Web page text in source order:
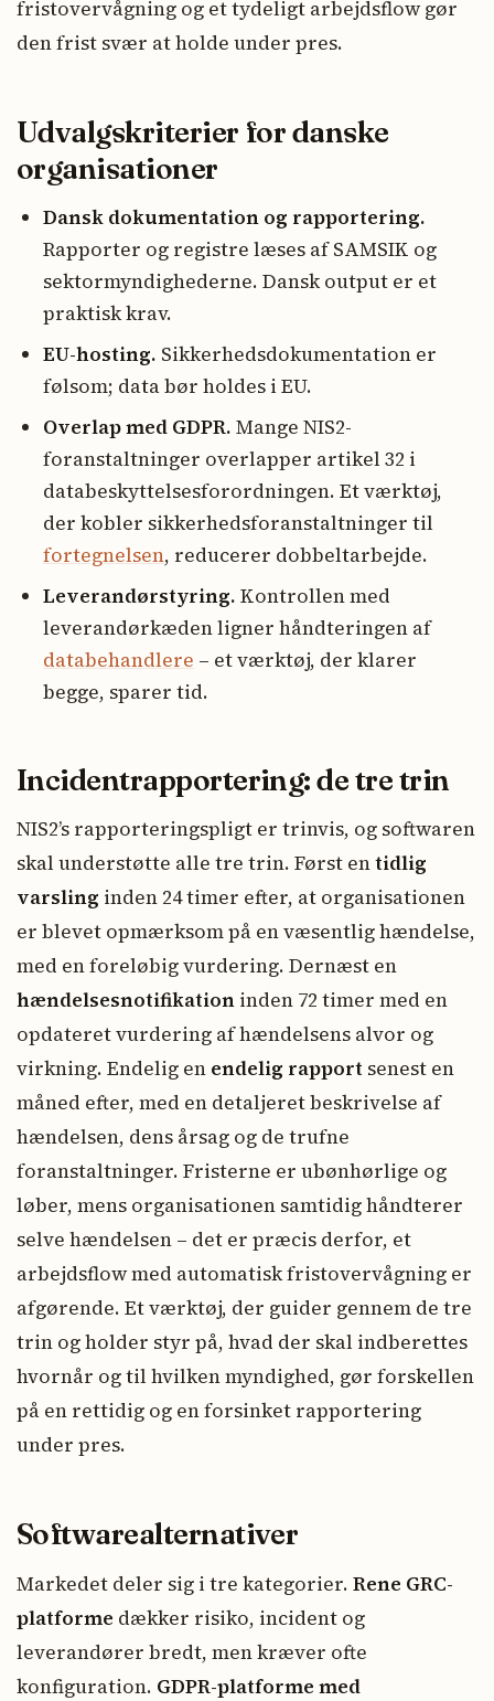
fristovervågning og et tydeligt arbejdsflow gør
den frist svær at holde under pres.
Udvalgskriterier for danske
organisationer
Dansk dokumentation og rapportering.
Rapporter og registre læses af SAMSIK og
sektormyndighederne. Dansk output er et
praktisk krav.
EU-hosting. Sikkerhedsdokumentation er
følsom; data bør holdes i EU.
Overlap med GDPR. Mange NIS2-
foranstaltninger overlapper artikel 32 i
databeskyttelsesforordningen. Et værktøj,
der kobler sikkerhedsforanstaltninger til
fortegnelsen, reducerer dobbeltarbejde.
Leverandørstyring. Kontrollen med
leverandørkæden ligner håndteringen af
databehandlere – et værktøj, der klarer
begge, sparer tid.
Incidentrapportering: de tre trin
NIS2’s rapporteringspligt er trinvis, og softwaren
skal understøtte alle tre trin. Først entidlig
varsling inden 24 timer efter, at organisationen
er blevet opmærksom på en væsentlig hændelse,
med en foreløbig vurdering. Dernæst en
hændelsesnotifikation inden 72 timer med en
opdateret vurdering af hændelsens alvor og
virkning. Endelig en endelig rapport senest en
måned efter, med en detaljeret beskrivelse af
hændelsen, dens årsag og de trufne
foranstaltninger. Fristerne er ubønhørlige og
løber, mens organisationen samtidig håndterer
selve hændelsen – det er præcis derfor, et
arbejdsflow med automatisk fristovervågning er
afgørende. Et værktøj, der guider gennem de tre
trin og holder styr på, hvad der skal indberettes
hvornår og til hvilken myndighed, gør forskellen
på en rettidig og en forsinket rapportering
under pres.
Softwarealternativer
Markedet deler sig i tre kategorier. Rene GRC-
platforme dækker risiko, incident og
leverandører bredt, men kræver ofte
konfiguration. GDPR-platforme med